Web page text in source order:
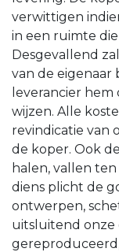
verwittigen
in een ruimte
Desgevallend
van de eigenaar
leverancier
wijzen. Alle
revindicatie van
de koper. Ook
halen, vallen
diens plicht de
ontwerpen,
uitsluitend onze